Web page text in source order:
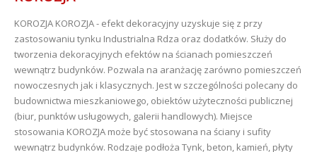
KOROZJA KOROZJA - efekt dekoracyjny uzyskuje się z przy
zastosowaniu tynku Industrialna Rdza oraz dodatków. Służy do
tworzenia dekoracyjnych efektów na ścianach pomieszczeń
wewnątrz budynków. Pozwala na aranżację zarówno pomieszczeń
nowoczesnych jak i klasycznych. Jest w szczególności polecany do
budownictwa mieszkaniowego, obiektów użyteczności publicznej
(biur, punktów usługowych, galerii handlowych). Miejsce
stosowania KOROZJA może być stosowana na ściany i sufity
wewnątrz budynków. Rodzaje podłoża Tynk, beton, kamień, płyty